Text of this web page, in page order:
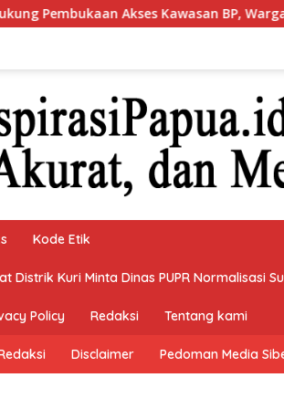
Akses Kawasan BP, Warga Jangan
Kode Etik
Distrik Kuri Minta Dinas PUPR Normalisasi
Policy Redaksi Tentang kami
Disclaimer Pedoman Media